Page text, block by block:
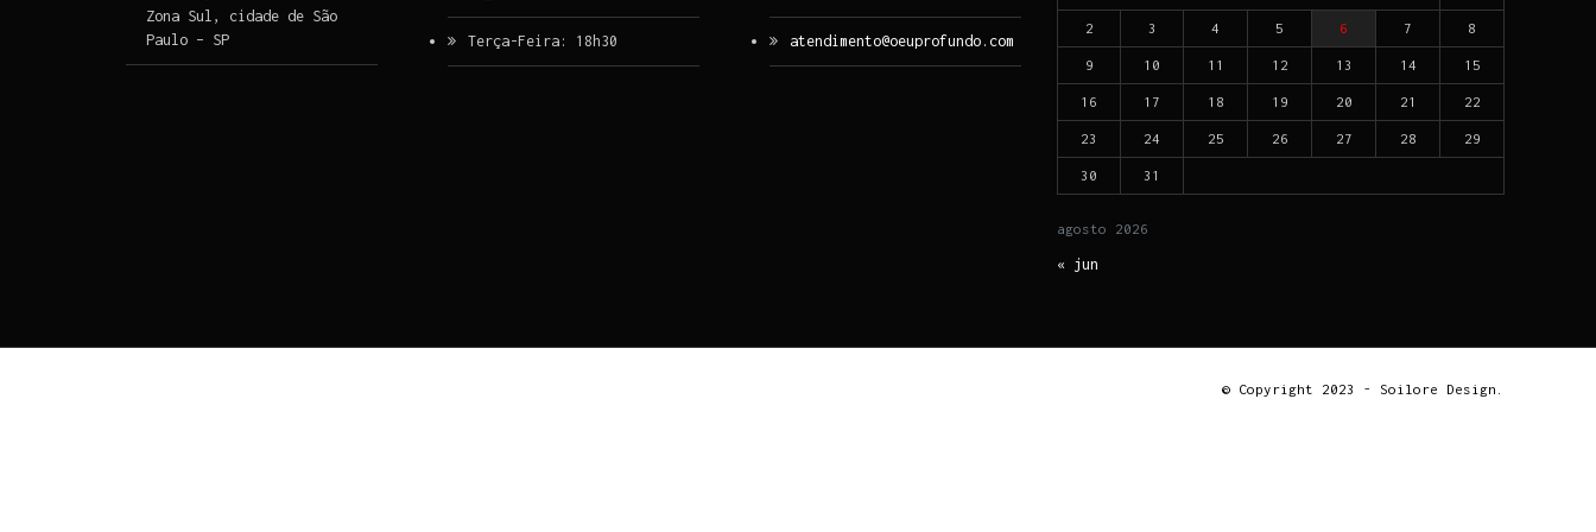
Zona Sul, cidade de São
Paulo – SP
Terça-Feira: 18h30 atendimento@oeuprofundo.com
agosto 2026
2 3 4 5 6 7 8
9 10 11 12 13 14 15
16 17 18 19 20 21 22
23 24 25 26 27 28 29
30 31
« jun
© Copyright 2023 - Soilore Design.